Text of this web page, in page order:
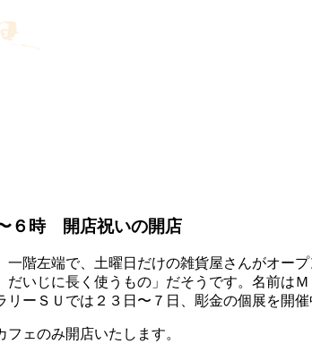
６時 開店祝いの開店
階左端で、土曜日だけの雑貨屋さんがオープ
いじに長く使うもの」だそうです。名前はＭ
ーＳＵでは２３日〜７日、彫金の個展を開催
ェのみ開店いたします。